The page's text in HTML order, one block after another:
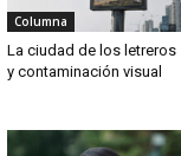
Columna
La ciudad de los letreros
y contaminación visual